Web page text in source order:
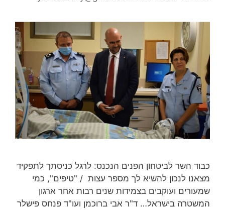
כבוד השר לביטחון הפנים הנכנס: לרגל כניסתך לתפקיד
מצאנו לנכון להשיא לך מספר עצות / "טיפים", כמי
שמעורים ועוקבים בצמידות שנים רבות אחר ארגון
המשטרה בישראל… ד"ר אבי ברוכמן ועו"ד פנחס פישלר